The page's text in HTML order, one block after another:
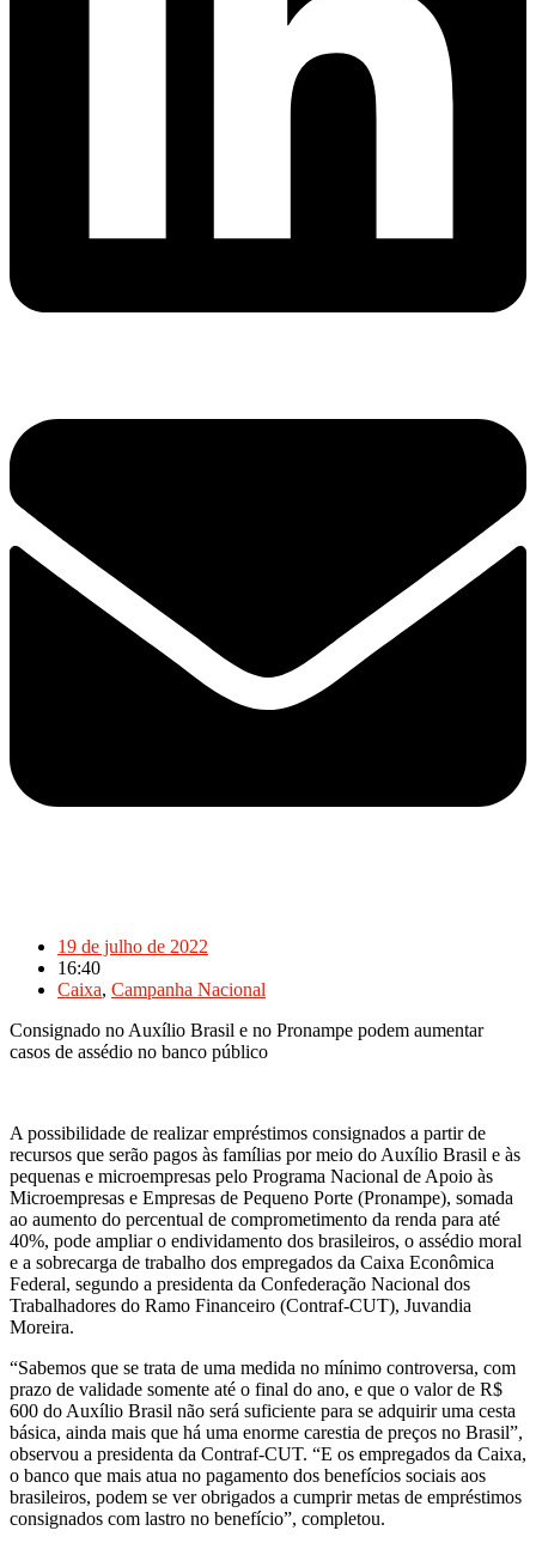
19 de julho de 2022
16:40
Caixa, Campanha Nacional
Consignado no Auxílio Brasil e no Pronampe podem aumentar
casos de assédio no banco público
A possibilidade de realizar empréstimos consignados a partir de
recursos que serão pagos às famílias por meio do Auxílio Brasil e às
pequenas e microempresas pelo Programa Nacional de Apoio às
Microempresas e Empresas de Pequeno Porte (Pronampe), somada
ao aumento do percentual de comprometimento da renda para até
40%, pode ampliar o endividamento dos brasileiros, o assédio moral
e a sobrecarga de trabalho dos empregados da Caixa Econômica
Federal, segundo a presidenta da Confederação Nacional dos
Trabalhadores do Ramo Financeiro (Contraf-CUT), Juvandia
Moreira.
“Sabemos que se trata de uma medida no mínimo controversa, com
prazo de validade somente até o final do ano, e que o valor de R$
600 do Auxílio Brasil não será suficiente para se adquirir uma cesta
básica, ainda mais que há uma enorme carestia de preços no Brasil”,
observou a presidenta da Contraf-CUT. “E os empregados da Caixa,
o banco que mais atua no pagamento dos benefícios sociais aos
brasileiros, podem se ver obrigados a cumprir metas de empréstimos
consignados com lastro no benefício”, completou.